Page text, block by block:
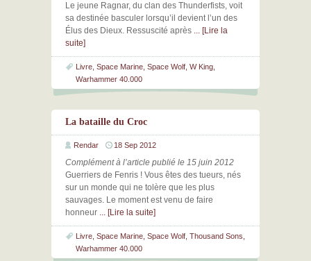
Le jeune Ragnar, du clan des Thunderfists, voit
sa destinée basculer lorsqu’il devient l’un des
Élus des Dieux. Ressuscité après ... [Lire la
suite]
Livre Space Marine Space Wolf W King
Warhammer 40.000
La bataille du Croc
Rendar 18 Sep 2012
Complément à l’article publié le 15 juin 2012
Guerriers de Fenris ! Vous êtes des tueurs, nés
sur un monde qui ne tolère que les plus
sauvages. Le moment est venu de faire
honneur ... [Lire la suite]
Livre Space Marine Space Wolf Thousand Sons
Warhammer 40.000